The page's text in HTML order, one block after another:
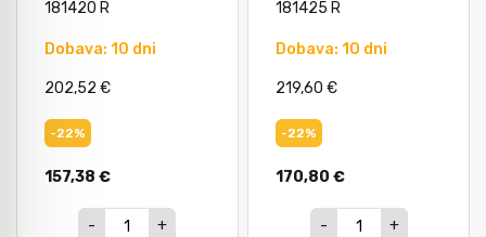
181420 R
Dobava: 10 dni
202,52 €
-22%
157,38 €
- +
181425 R
Dobava: 10 dni
219,60 €
-22%
170,80 €
- +